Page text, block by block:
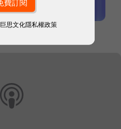
巨思文化隱私權政策